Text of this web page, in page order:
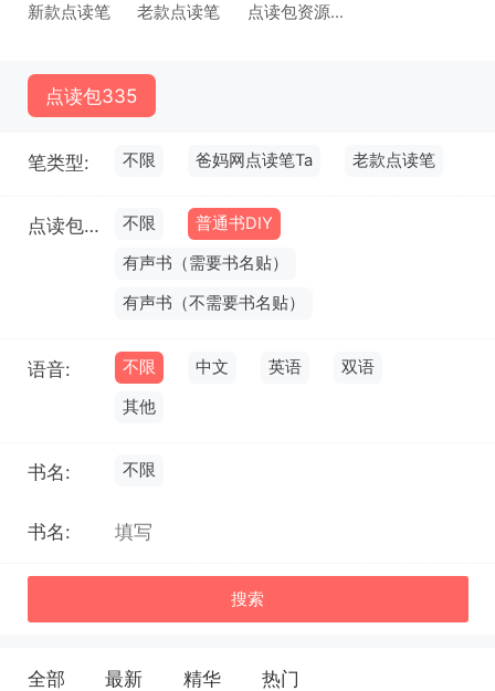
新款点读笔 老款点读笔 点读包资源库(试运行)
点读包335
笔类型: 不限 爸妈网点读笔Ta 老款点读笔
点读包类型: 不限
普通书DIY
有声书（需要书名贴）
有声书（不需要书名贴）
语音: 不限 中文 英语
双语
其他
书名: 不限
书名:
搜索
全部 最新 精华 热门